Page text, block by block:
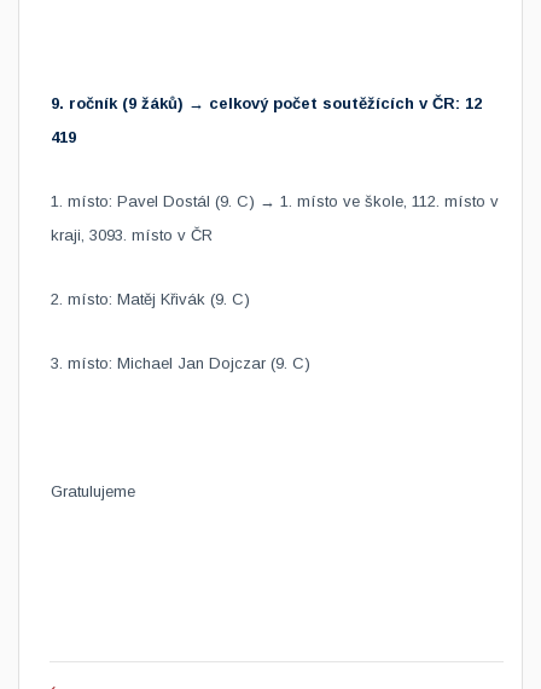
9. ročník (9 žáků) → celkový počet soutěžících v ČR: 12
419
1. místo: Pavel Dostál (9. C) → 1. místo ve škole, 112. místo v
kraji, 3093. místo v ČR
2. místo: Matěj Křivák (9. C)
3. místo: Michael Jan Dojczar (9. C)
Gratulujeme